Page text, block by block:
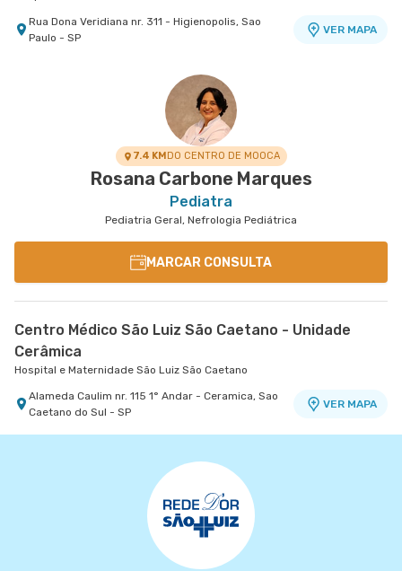
Rua Dona Veridiana nr. 311 - Higienopolis, Sao
Paulo - SP
VER MAPA
7.4 KMDO CENTRO DE MOOCA
Rosana Carbone Marques
Pediatra
Pediatria Geral, Nefrologia Pediátrica
MARCAR CONSULTA
Centro Médico São Luiz São Caetano - Unidade
Cerâmica
Hospital e Maternidade São Luiz São Caetano
Alameda Caulim nr. 115 1° Andar - Ceramica, Sao
Caetano do Sul - SP
VER MAPA